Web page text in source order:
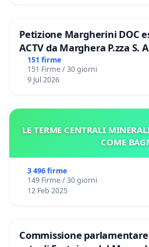
Petizione Margherini DOC
ACTV da Marghera P.zza
Marco Polo tariffa a € 1,50
151 firme
151 Firme / 30 giorni
9 Jul 2026
LE TERME CENTRALI
COME
3 496 firme
149 Firme / 30 giorni
12 Feb 2025
Commissione